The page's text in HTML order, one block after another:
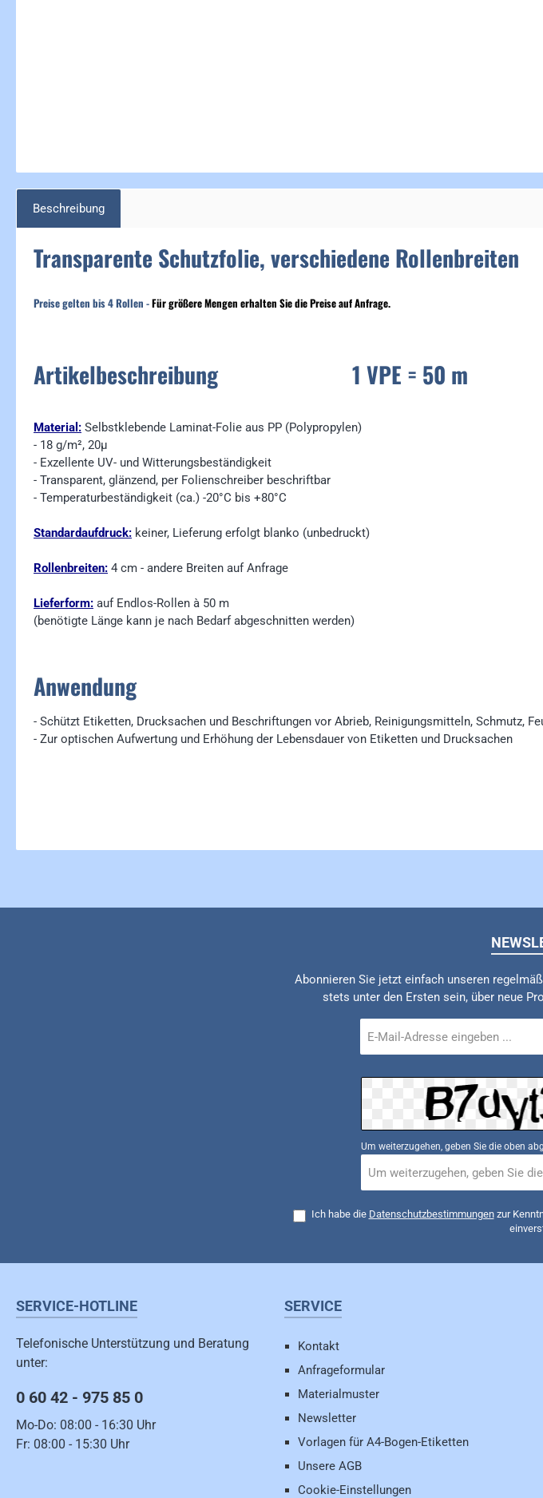
Beschreibung
Transparente Schutzfolie, verschiedene Rollenbreiten
Preise gelten bis4 Rollen -Für größere Mengen erhalten Sie die Preise auf Anfrage.
Artikelbeschreibung 1 VPE = 50 m
Material: Selbstklebende Laminat-Folie aus PP (Polypropylen)
- 18 g/m², 20µ
- Exzellente UV- und Witterungsbeständigkeit
- Transparent, glänzend, per Folienschreiber beschriftbar
- Temperaturbeständigkeit (ca.) -20°C bis +80°C
Standardaufdruck: keiner, Lieferung erfolgt blanko (unbedruckt)
Rollenbreiten: 4 cm - andere Breiten auf Anfrage
Lieferform: auf Endlos-Rollen à 50 m
(benötigte Länge kann je nach Bedarf abgeschnitten werden)
Anwendung
- Schützt Etiketten, Drucksachen und Beschriftungen vor Abrieb, Reinigungsmitteln, Schmutz,
- Zur optischen Aufwertung und Erhöhung der Lebensdauer von Etiketten und Drucksachen
Abonnieren Sie jetzt einfach unseren
stets unter den Ersten sein, über neue
Mail-
Adresse
Um weiterzugehen, geben Sie die oben
Ich habe die Datenschutzbestimmungenzur
SERVICE-HOTLINE
Telefonische Unterstützung und Beratung
unter:
0 60 42 - 975 85 0
Mo-Do: 08:00 - 16:30 Uhr
Fr: 08:00 - 15:30 Uhr
SERVICE
Kontakt
Anfrageformular
Materialmuster
Newsletter
Vorlagen für A4-Bogen-Etiketten
Unsere AGB
Cookie-Einstellungen